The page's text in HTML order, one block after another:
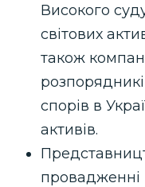
Високого
світових
також
спорів в
активів.